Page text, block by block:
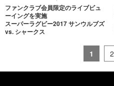
ファンクラブ会員限定のライブビュ
ーイングを実施
スーパーラグビー2017 サンウルブズ
vs. シャークス
1 2